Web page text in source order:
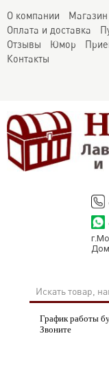
О компании
Магазин
Оплата и доставка
Отзывы
Юмор
Контакты
Дом
График работы
Звоните